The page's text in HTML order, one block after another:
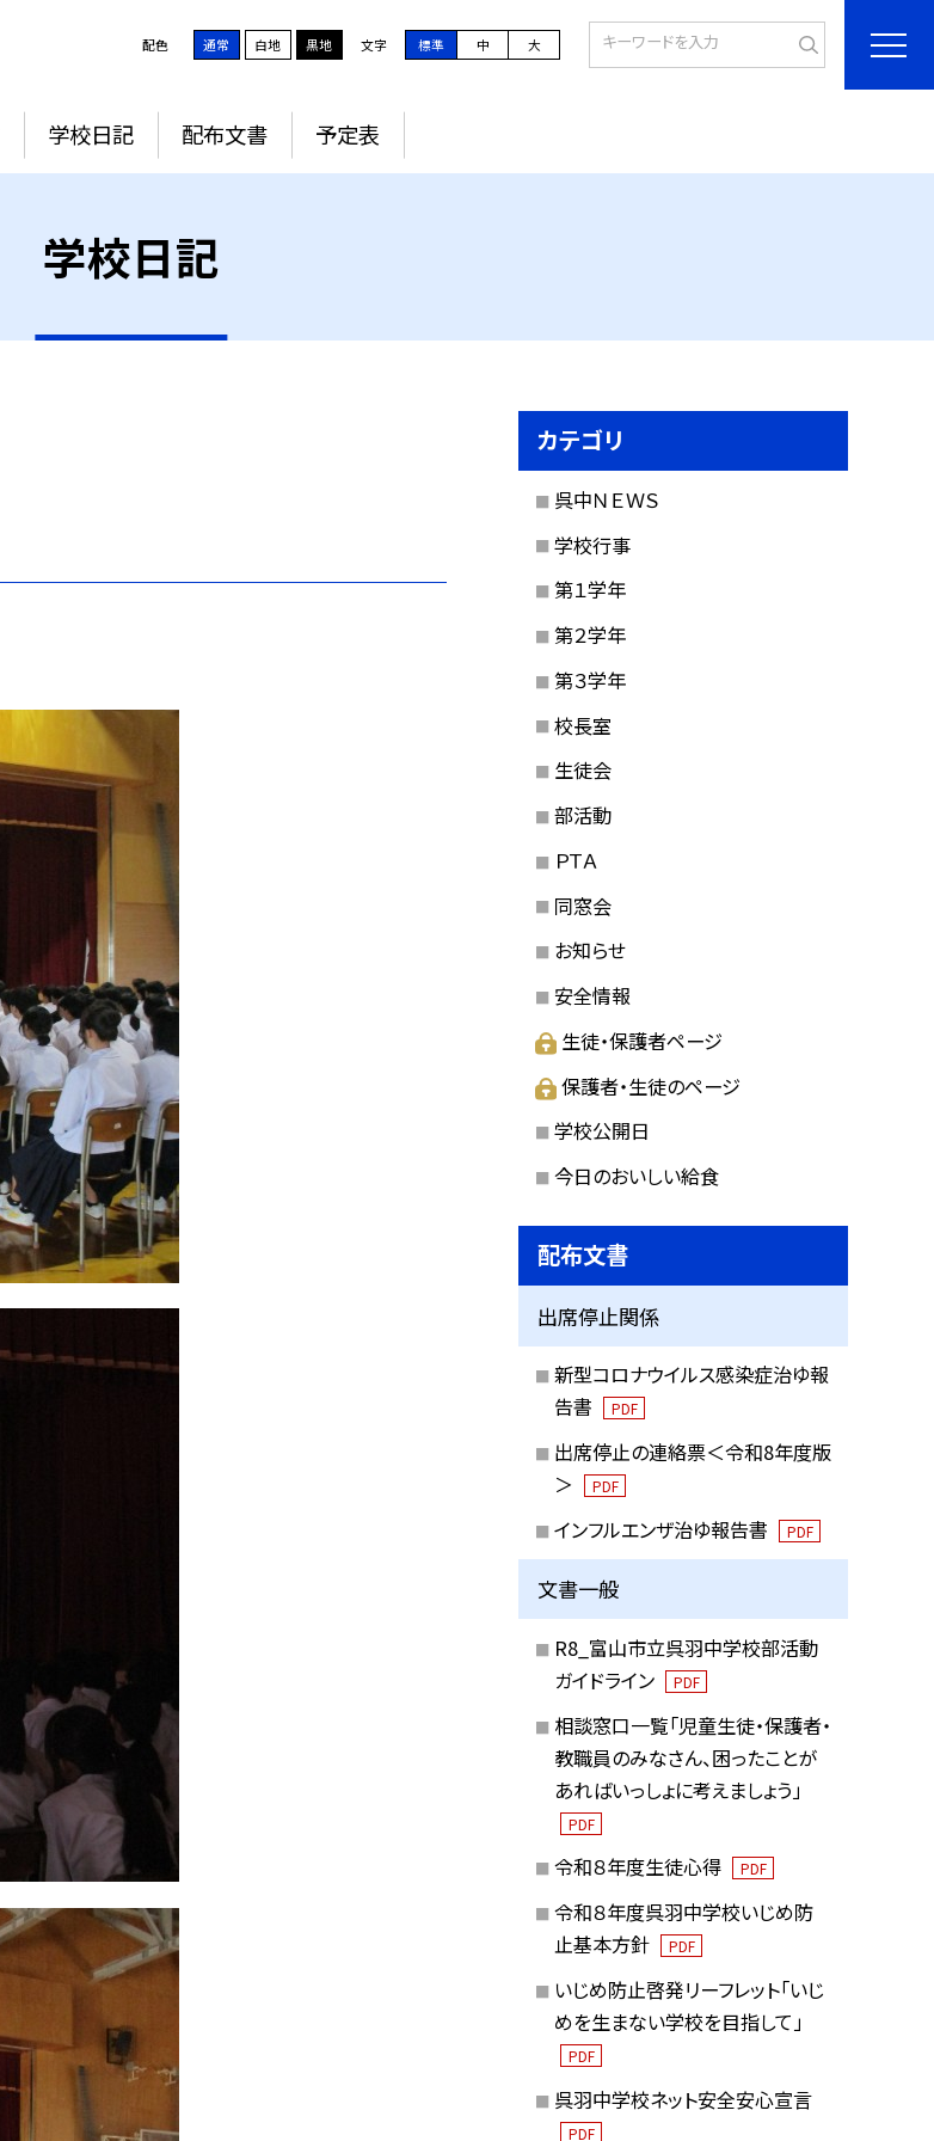
配色 通常 白地 黒地 文字 標準 中 大
学校日記 配布文書 予定表
学校日記
カテゴリ
呉中ＮＥＷＳ
学校行事
第１学年
第２学年
第３学年
校長室
生徒会
部活動
ＰＴＡ
同窓会
お知らせ
安全情報
生徒・保護者ページ
保護者・生徒のページ
学校公開日
今日のおいしい給食
配布文書
出席停止関係
新型コロナウイルス感染症治ゆ報
告書
PDF
出席停止の連絡票＜令和8年度版
＞
PDF
インフルエンザ治ゆ報告書 PDF
文書一般
R8_富山市立呉羽中学校部活動
ガイドライン
PDF
相談窓口一覧「児童生徒・保護者・
教職員のみなさん、困ったことが
あればいっしょに考えましょう」
PDF
令和８年度生徒心得 PDF
令和８年度呉羽中学校いじめ防
止基本方針
PDF
いじめ防止啓発リーフレット「いじ
めを生まない学校を目指して」
PDF
呉羽中学校ネット安全安心宣言
PDF